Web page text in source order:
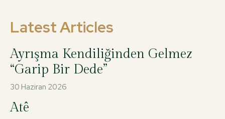
Latest Articles
Ayrışma Kendiliğinden Gelmez
“Garip Bir Dede”
30 Haziran 2026
Atê